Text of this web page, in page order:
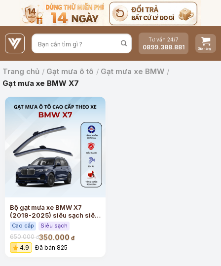
nội
dung
Tư vấn 24/7
0899.388.881
Trang chủ / Gạt mưa ô tô / Gạt mưa xe BMW /
Gạt mưa xe BMW X7
Bộ gạt mưa xe BMW X7
(2019-2025) siêu sạch siêu
êm
Cao cấp Siêu sạch
650.000đ350.000 đ
4.9 Đã bán 825